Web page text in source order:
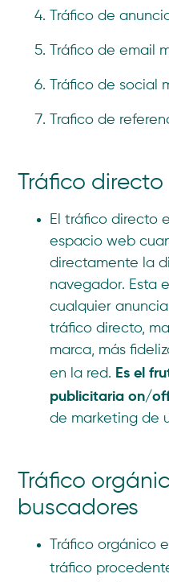
Tráfico de
Tráfico de email
Tráfico de social
Trafico de
Tráfico directo
El tráfico directo
espacio web
directamente la
navegador. Esta
cualquier
tráfico directo,
marca, más
en la red. Es el
publicitaria on/
de marketing de
Tráfico
buscadores
Tráfico orgánico
tráfico